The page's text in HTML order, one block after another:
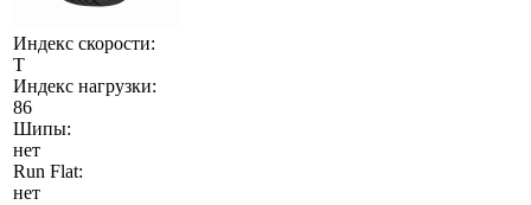
Индекс скорости:
T
Индекс нагрузки:
86
Шипы:
нет
Run Flat:
нет